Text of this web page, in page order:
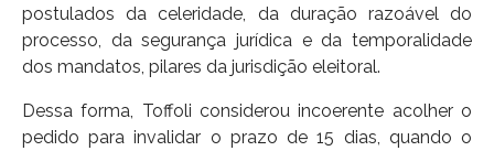
postulados da celeridade, da duração razoável do
processo, da segurança jurídica e da temporalidade
dos mandatos, pilares da jurisdição eleitoral.
Dessa forma, Toffoli considerou incoerente acolher o
pedido para invalidar o prazo de 15 dias, quando o